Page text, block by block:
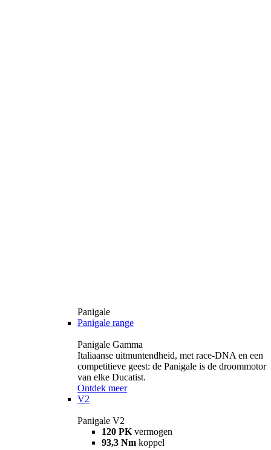
Panigale
Panigale range
Panigale Gamma
Italiaanse uitmuntendheid, met race-DNA en een
competitieve geest: de Panigale is de droommotor
van elke Ducatist.
Ontdek meer
V2
Panigale V2
120 PK vermogen
93,3 Nm koppel